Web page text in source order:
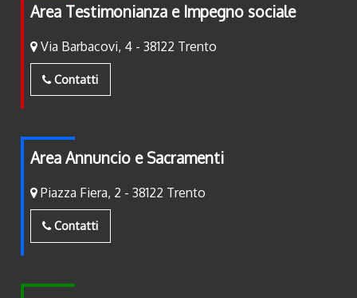
Area Testimonianza e Impegno sociale
Via Barbacovi, 4 - 38122 Trento
Contatti
Area Annuncio e Sacramenti
Piazza Fiera, 2 - 38122 Trento
Contatti